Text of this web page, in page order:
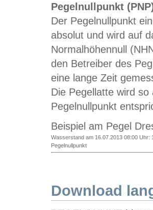
Pegelnullpunkt
Der Pegelnullpunkt
absolut und wird auf
Normalhöhennull
den Betreiber des
eine lange Zeit
Die Pegellatte wird
Pegelnullpunkt
Beispiel am Pegel
Wasserstand am 16.07.2013 08:00 Uhr:
Pegelnullpunkt
Download